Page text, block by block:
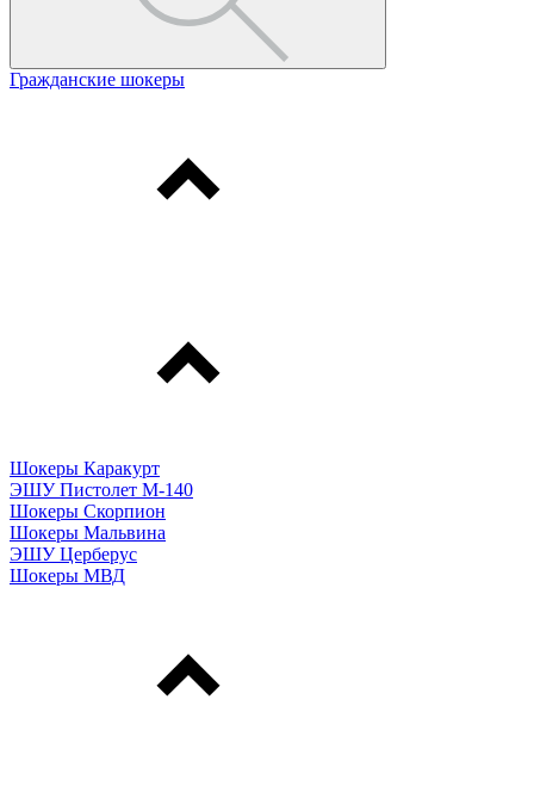
Гражданские шокеры
Шокеры Каракурт
ЭШУ Пистолет М-140
Шокеры Скорпион
Шокеры Мальвина
ЭШУ Церберус
Шокеры МВД